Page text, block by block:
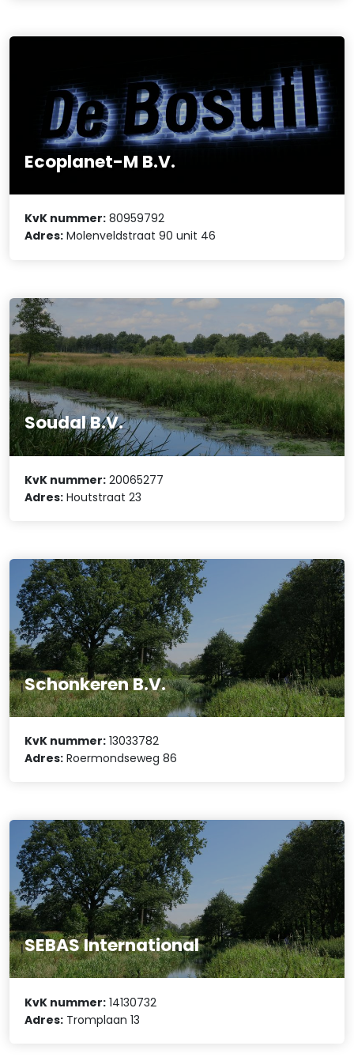
Ecoplanet-M B.V.
KvK nummer: 80959792
Adres: Molenveldstraat 90 unit 46
Soudal B.V.
KvK nummer: 20065277
Adres: Houtstraat 23
Schonkeren B.V.
KvK nummer: 13033782
Adres: Roermondseweg 86
SEBAS International
KvK nummer: 14130732
Adres: Tromplaan 13